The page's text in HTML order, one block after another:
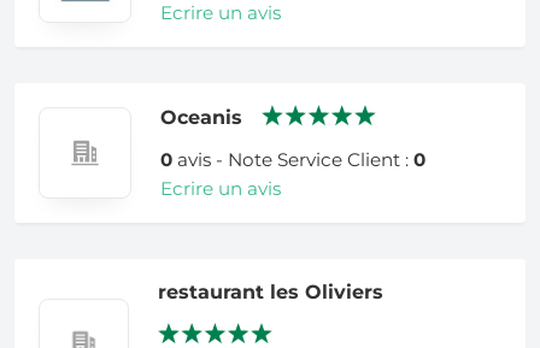
Ecrire un avis
Oceanis
0avis - Note Service Client : 0
Ecrire un avis
restaurant les Oliviers